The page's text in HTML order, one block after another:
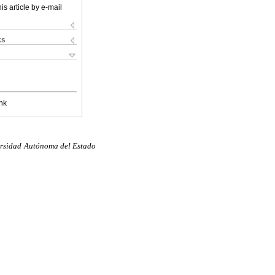
article by e-mail
Autónoma del Estado